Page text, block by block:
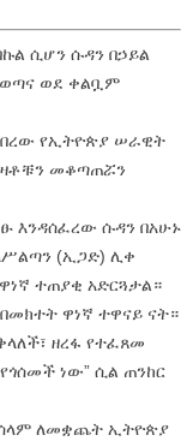
ሲሆን ሱዳን በኃይል
ወደ ቀልቧም
የኢትዮጵያ ሠራዊት
መቆጣጠሯን
እንዳሰፈረው ሱዳን በአሁኑ
(ኢጋድ) ሊቀ
ተጠያቂ አድርጓታል።
ዋነኛ ተዋናይ ናት።
ዘረፋ የተፈጸመ
ነው” ሲል ጠንከር
ለመቋጨት ኢትዮጵያ